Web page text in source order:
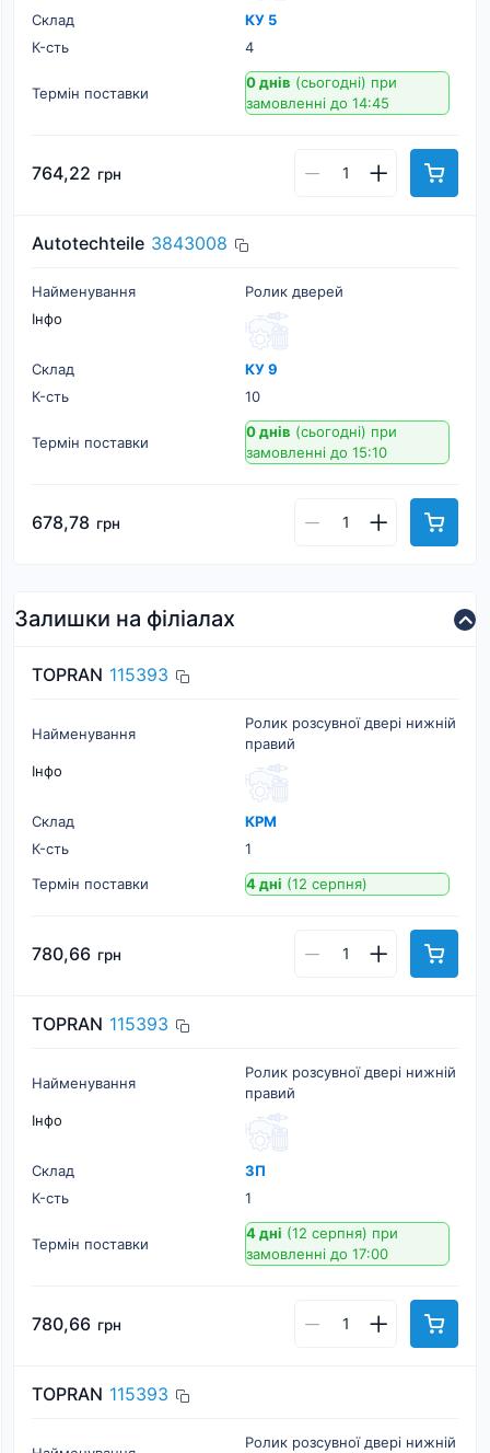
Склад
КУ 5
К-cть
4
Термін поставки
0 днів (сьогодні) при
замовленні до 14:45
764,22 грн
Autotechteile 3843008
Найменування
Ролик дверей
Інфо
Склад
КУ 9
К-cть
10
Термін поставки
0 днів (сьогодні) при
замовленні до 15:10
678,78 грн
Залишки на філіалах
TOPRAN 115393
Найменування
Ролик розсувної двері нижній
правий
Інфо
Склад
КРМ
К-cть
1
Термін поставки
4 дні (12 серпня)
780,66 грн
TOPRAN 115393
Найменування
Ролик розсувної двері нижній
правий
Інфо
Склад
ЗП
К-cть
1
Термін поставки
4 дні (12 серпня) при
замовленні до 17:00
780,66 грн
TOPRAN 115393
Ролик розсувної двері нижній